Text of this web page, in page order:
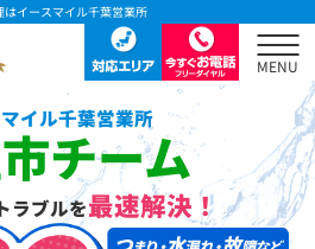
はイースマイル千葉営業所
イル千葉営業所
チーム
ラブルを最速解決！